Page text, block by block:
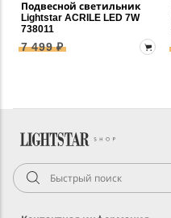
Подвесной светильник
Lightstar ACRILE LED 7W
738011
7 499 ₽